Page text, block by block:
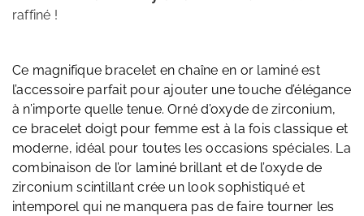
à
raffiné !
Ce magnifique bracelet en chaîne en or laminé est
l’accessoire parfait pour ajouter une touche d’élégance
à n’importe quelle tenue. Orné d’oxyde de zirconium,
ce bracelet doigt pour femme est à la fois classique et
moderne, idéal pour toutes les occasions spéciales. La
combinaison de l’or laminé brillant et de l’oxyde de
zirconium scintillant crée un look sophistiqué et
intemporel qui ne manquera pas de faire tourner les